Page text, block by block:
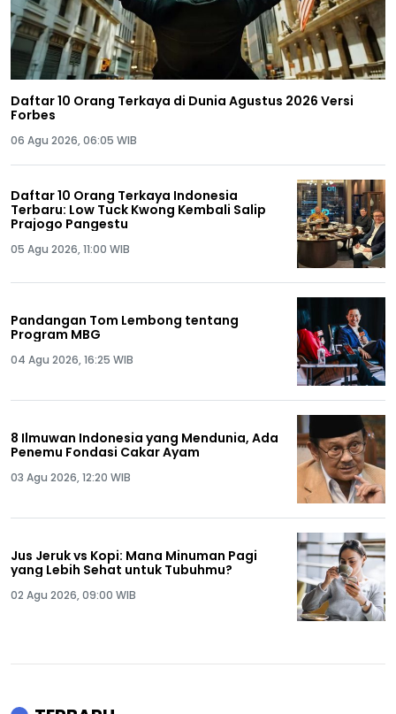
Daftar 10 Orang Terkaya di Dunia Agustus 2026 Versi
Forbes
06 Agu 2026, 06:05 WIB
Daftar 10 Orang Terkaya Indonesia
Terbaru: Low Tuck Kwong Kembali Salip
Prajogo Pangestu
05 Agu 2026, 11:00 WIB
Pandangan Tom Lembong tentang
Program MBG
04 Agu 2026, 16:25 WIB
8 Ilmuwan Indonesia yang Mendunia, Ada
Penemu Fondasi Cakar Ayam
03 Agu 2026, 12:20 WIB
Jus Jeruk vs Kopi: Mana Minuman Pagi
yang Lebih Sehat untuk Tubuhmu?
02 Agu 2026, 09:00 WIB